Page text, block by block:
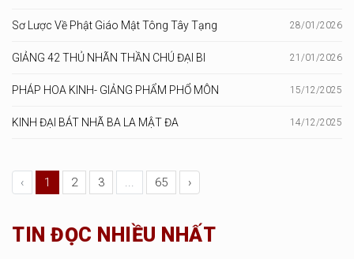
Sơ Lược Về Phật Giáo Mật Tông Tây Tạng 28/01/2026
GIẢNG 42 THỦ NHÃN THẦN CHÚ ĐẠI BI 21/01/2026
PHÁP HOA KINH- GIẢNG PHẨM PHỔ MÔN 15/12/2025
KINH ĐẠI BÁT NHÃ BA LA MẬT ĐA 14/12/2025
‹ 1 2 3 ... 65 ›
TIN ĐỌC NHIỀU NHẤT